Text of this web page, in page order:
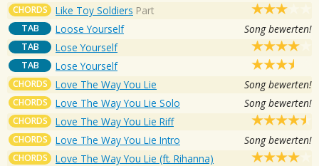
CHORDS Like Toy Soldiers Part
TAB Loose Yourself Song bewerten!
TAB Lose Yourself
TAB Lose Yourself
CHORDS Love The Way You Lie Song bewerten!
CHORDS Love The Way You Lie Solo Song bewerten!
CHORDS Love The Way You Lie Riff
CHORDS Love The Way You Lie Intro Song bewerten!
CHORDS Love The Way You Lie (ft. Rihanna)